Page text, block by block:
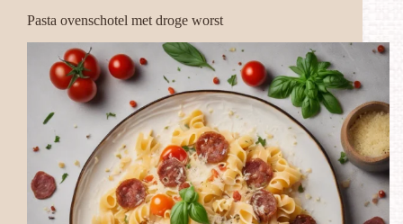
Pasta ovenschotel met droge worst